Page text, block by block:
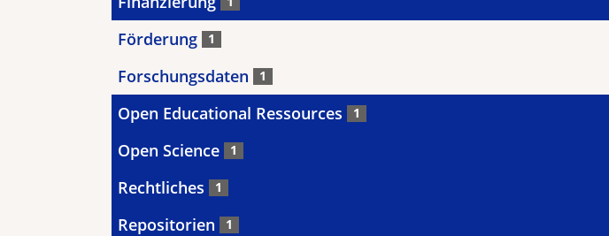
Förderung 1
Forschungsdaten 1
Open Educational Ressources 1
Open Science 1
Rechtliches 1
Repositorien 1